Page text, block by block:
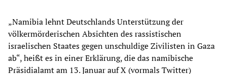
„Namibia lehnt Deutschlands Unterstützung der
völkermörderischen Absichten des rassistischen
israelischen Staates gegen unschuldige Zivilisten in Gaza
ab“, heißt es in einer Erklärung, die das namibische
Präsidialamt am 13. Januar auf X (vormals Twitter)